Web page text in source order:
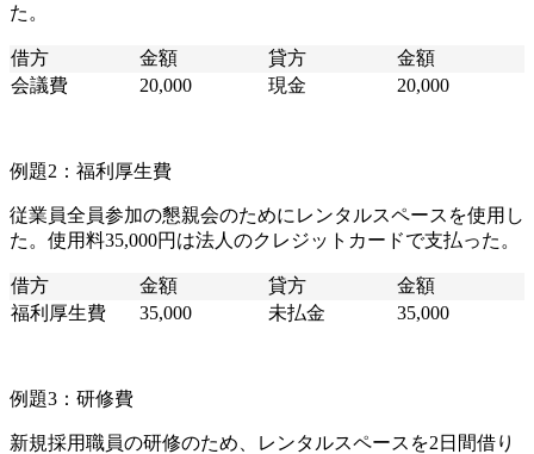
た。
借方 金額 貸方
金額
会議費
20,000 現金 20,000
例題2：福利厚生費
従業員全員参加の懇親会のためにレンタルスペースを使用し
た。使用料35,000円は法人のクレジットカードで支払った。
借方 金額 貸方
金額
福利厚生費
35,000 未払金 35,000
例題3：研修費
新規採用職員の研修のため、レンタルスペースを2日間借り